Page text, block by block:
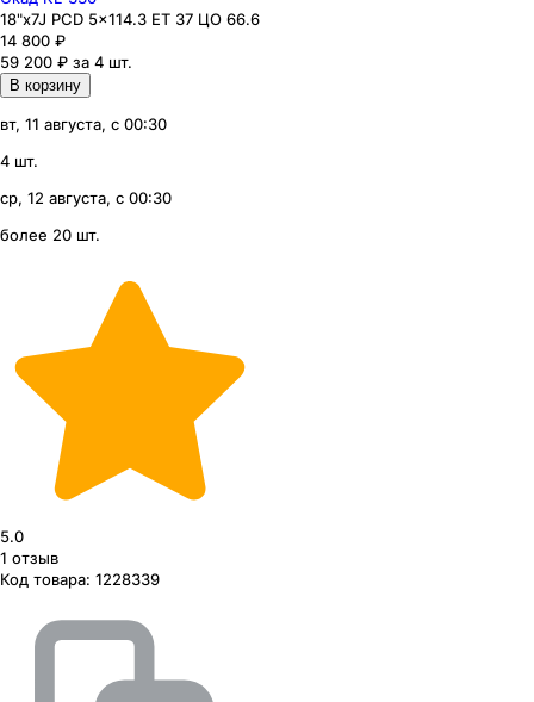
18"x7J PCD 5x114.3 ЕТ 37 ЦО 66.6
14 800 ₽
59 200 ₽ за 4 шт.
В корзину
вт, 11 августа, с 00:30
4 шт.
ср, 12 августа, с 00:30
более 20 шт.
5.0
1 отзыв
Код товара: 1228339